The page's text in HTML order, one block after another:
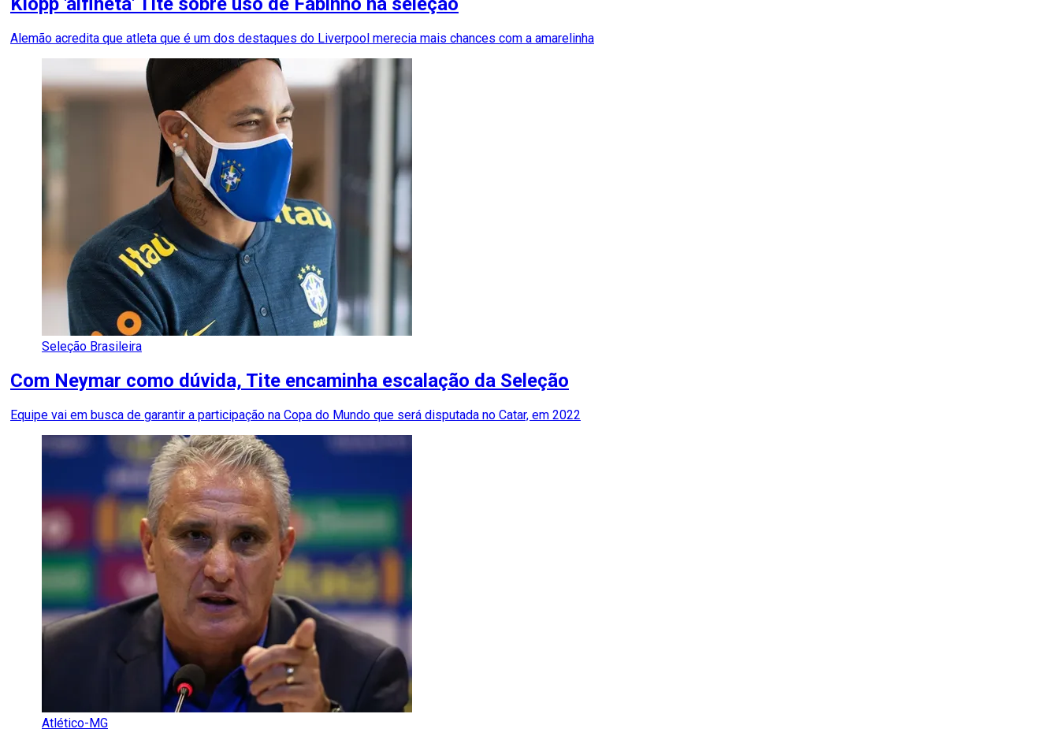
Alemão acredita que atleta que é um dos destaques do Liverpool merecia mais chances com a amarelinha
Seleção Brasileira
Com Neymar como dúvida, Tite encaminha escalação da Seleção
Equipe vai em busca de garantir a participação na Copa do Mundo que será disputada no Catar, em 2022
Atlético-MG